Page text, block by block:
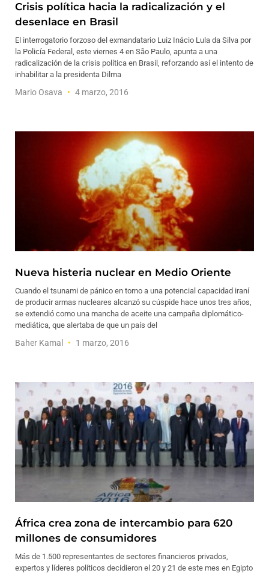
Crisis política hacia la radicalización y el
desenlace en Brasil
El interrogatorio forzoso del exmandatario Luiz Inácio Lula da Silva por
la Policía Federal, este viernes 4 en São Paulo, apunta a una
radicalización de la crisis política en Brasil, reforzando así el intento de
inhabilitar a la presidenta Dilma
Mario Osava 4 marzo, 2016
Nueva histeria nuclear en Medio Oriente
Cuando el tsunami de pánico en torno a una potencial capacidad iraní
de producir armas nucleares alcanzó su cúspide hace unos tres años,
se extendió como una mancha de aceite una campaña diplomático-
mediática, que alertaba de que un país del
Baher Kamal 1 marzo, 2016
África crea zona de intercambio para 620
millones de consumidores
Más de 1.500 representantes de sectores financieros privados,
expertos y líderes políticos decidieron el 20 y 21 de este mes en Egipto